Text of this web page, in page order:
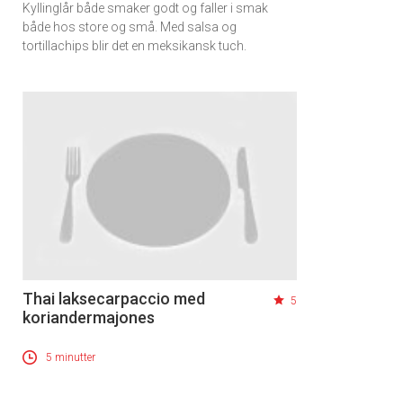
Kyllinglår både smaker godt og faller i smak
både hos store og små. Med salsa og
tortillachips blir det en meksikansk tuch.
Thai laksecarpaccio med
koriandermajones
5
5 minutter